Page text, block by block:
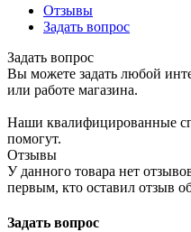
Отзывы
Задать вопрос
Задать вопрос
Вы можете задать любой
или работе магазина.
Наши квалифицированные
помогут.
Отзывы
У данного товара нет
первым, кто оставил отзыв
Задать вопрос